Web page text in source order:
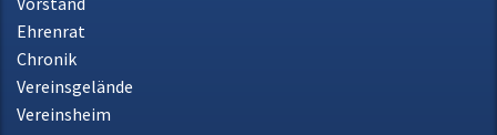
Vorstand
Ehrenrat
Chronik
Vereinsgelände